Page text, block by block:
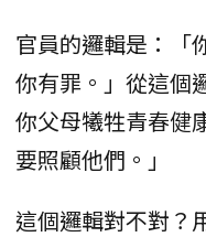
官員的邏輯是：「
你有罪。」從這個
你父母犧牲青春健
要照顧他們。」
這個邏輯對不對？